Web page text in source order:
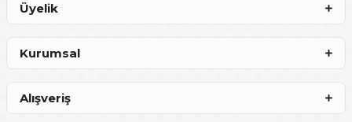
Üyelik
Kurumsal
Alışveriş